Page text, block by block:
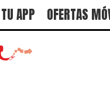
APP OFERTAS